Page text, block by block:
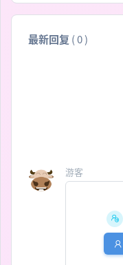
最新回复 (0)
游客